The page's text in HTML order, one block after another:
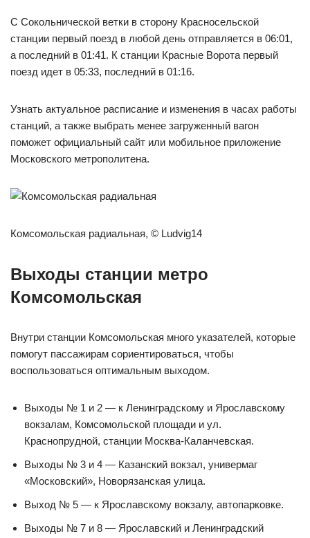
С Сокольнической ветки в сторону Красносельской
станции первый поезд в любой день отправляется в 06:01,
а последний в 01:41. К станции Красные Ворота первый
поезд идет в 05:33, последний в 01:16.
Узнать актуальное расписание и изменения в часах работы
станций, а также выбрать менее загруженный вагон
поможет официальный сайт или мобильное приложение
Московского метрополитена.
Комсомольская радиальная, © Ludvig14
Выходы станции метро
Комсомольская
Внутри станции Комсомольская много указателей, которые
помогут пассажирам сориентироваться, чтобы
воспользоваться оптимальным выходом.
Выходы № 1 и 2 — к Ленинградскому и Ярославскому
вокзалам, Комсомольской площади и ул.
Краснопрудной, станции Москва-Каланчевская.
Выходы № 3 и 4 — Казанский вокзал, универмаг
«Московский», Новорязанская улица.
Выход № 5 — к Ярославскому вокзалу, автопарковке.
Выходы № 7 и 8 — Ярославский и Ленинградский